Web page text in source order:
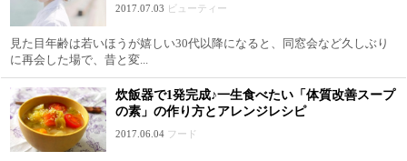
2017.07.03 ビューティー
見た目年齢は若いほうが嬉しい30代以降になると、同窓会など久しぶり
に再会した場で、昔と変...
炊飯器で1発完成♪一生食べたい「体質改善スープ
の素」の作り方とアレンジレシピ
2017.06.04 フード